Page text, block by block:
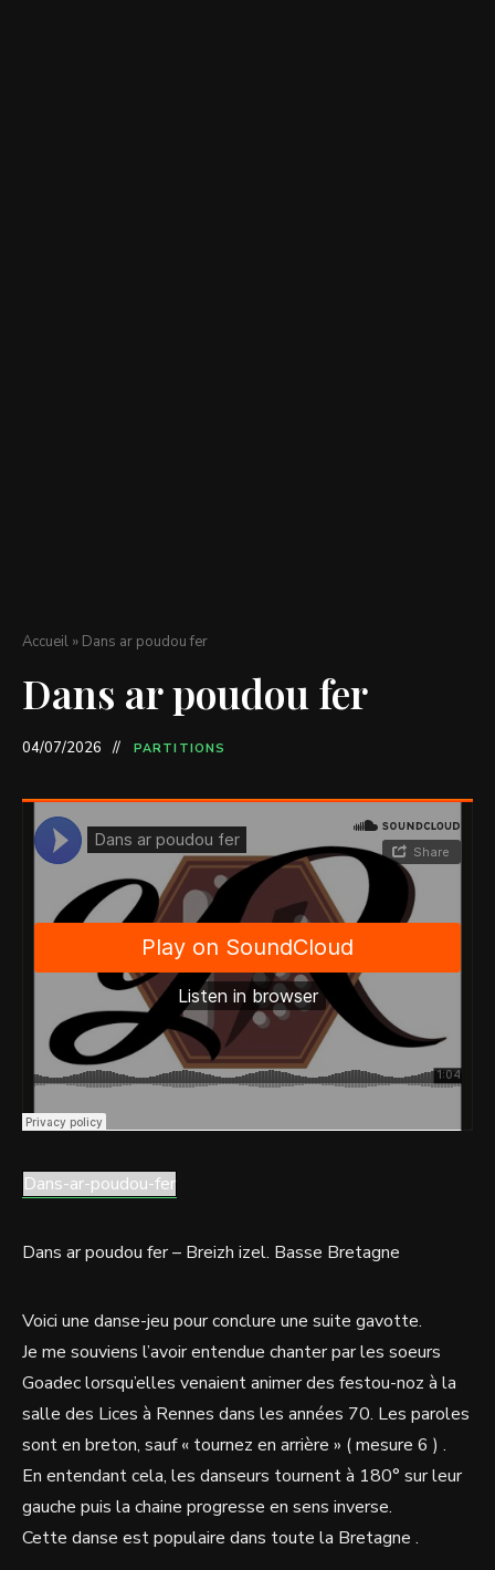
Accueil » Dans ar poudou fer
Dans ar poudou fer
04/07/2026 PARTITIONS
Dans-ar-poudou-fer
Dans ar poudou fer – Breizh izel. Basse Bretagne
Voici une danse-jeu pour conclure une suite gavotte.
Je me souviens l’avoir entendue chanter par les soeurs
Goadec lorsqu’elles venaient animer des festou-noz à la
salle des Lices à Rennes dans les années 70. Les paroles
sont en breton, sauf « tournez en arrière » ( mesure 6 ) .
En entendant cela, les danseurs tournent à 180° sur leur
gauche puis la chaine progresse en sens inverse.
Cette danse est populaire dans toute la Bretagne .